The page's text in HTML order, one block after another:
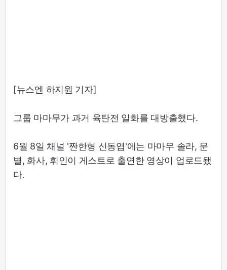
[뉴스엔 하지원 기자]
그룹 마마무가 과거 육탄전 일화를 대방출했다.
6월 8일 채널 '짠한형 신동엽'에는 마마무 솔라, 문
별, 화사, 휘인이 게스트로 출연한 영상이 업로드됐
다.